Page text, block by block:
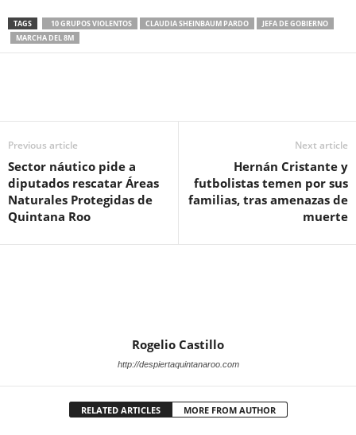
TAGS 10 GRUPOS VIOLENTOS CLAUDIA SHEINBAUM PARDO
JEFA DE GOBIERNO
MARCHA DEL 8M
Previous article
Sector náutico pide a
diputados rescatar Áreas
Naturales Protegidas de
Quintana Roo
Next article
Hernán Cristante y
futbolistas temen por sus
familias, tras amenazas de
muerte
Rogelio Castillo
http://despiertaquintanaroo.com
RELATED ARTICLES MORE FROM AUTHOR